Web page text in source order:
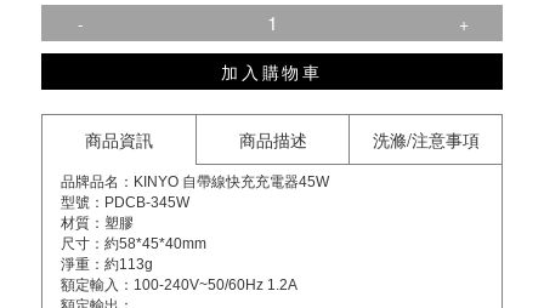
-
+
加入購物車
商品資訊 商品描述 洗滌/注意事項
品牌品名：KINYO 自帶線快充充電器45W
型號：PDCB-345W
材質：塑膠
尺寸：約58*45*40mm
淨重：約113g
額定輸入：100-240V~50/60Hz 1.2A